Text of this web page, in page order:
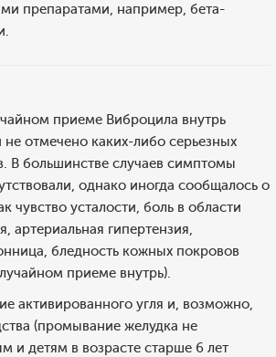
препаратами, например, бета-
приеме Виброцила внутрь
отмечено каких-либо серьезных
В большинстве случаев симптомы
однако иногда сообщалось о
чувство усталости, боль в области
артериальная гипертензия,
бледность кожных покровов
приеме внутрь).
активированного угля и, возможно,
(промывание желудка не
и детям в возрасте старше 6 лет